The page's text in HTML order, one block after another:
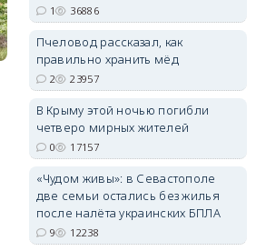
покушение
Совершено покушение на
разработчика дронов
«Упырь» — что известно к
этому часу
Сработало взрывное
устройство, заложенное под
автомобиль Владимира
Ткачука.
erid: 2SDnjdvhGXG
1 36886
Пчеловод рассказал, как
правильно хранить мёд
2 23957
В Крыму этой ночью погибли
четверо мирных жителей
0 17157
«Чудом живы»: в Севастополе
две семьи остались без жилья
после налёта украинских БПЛА
9 12238